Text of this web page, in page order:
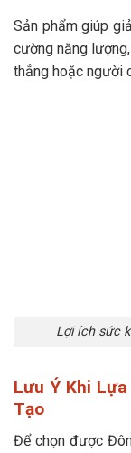
Sản phẩm giúp
cường năng
thẳng hoặc người
Lợi ích sức
Lưu Ý Khi
Tạo
Để chọn được